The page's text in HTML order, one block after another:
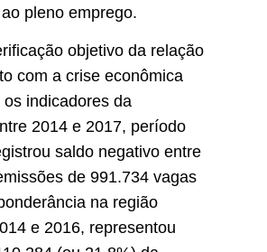
pleno emprego.
objetivo da relação
com a crise econômica
indicadores da
2014 e 2017, período
saldo negativo entre
de 991.734 vagas
na região
e 2016, representou